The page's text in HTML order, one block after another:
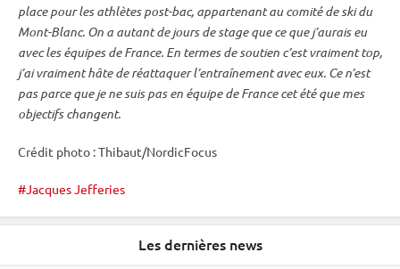
place pour les athlètes post-bac, appartenant au comité de ski du
Mont-Blanc. On a autant de jours de stage que ce que j’aurais eu
avec les équipes de France. En termes de soutien c’est vraiment top,
j’ai vraiment hâte de réattaquer l’entraînement avec eux. Ce n’est
pas parce que je ne suis pas en équipe de France cet été que mes
objectifs changent.
Crédit photo : Thibaut/NordicFocus
Jacques Jefferies
Les dernières news